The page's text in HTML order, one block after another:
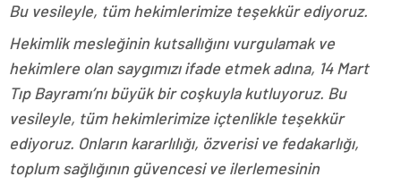
Bu vesileyle, tüm hekimlerimize teşekkür ediyoruz.
Hekimlik mesleğinin kutsallığını vurgulamak ve
hekimlere olan saygımızı ifade etmek adına, 14 Mart
Tıp Bayramı’nı büyük bir coşkuyla kutluyoruz. Bu
vesileyle, tüm hekimlerimize içtenlikle teşekkür
ediyoruz. Onların kararlılığı, özverisi ve fedakarlığı,
toplum sağlığının güvencesi ve ilerlemesinin